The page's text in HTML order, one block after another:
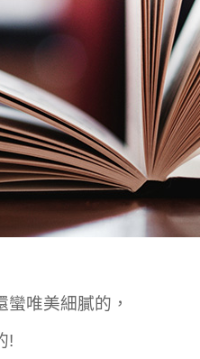
唯美細膩的，
!